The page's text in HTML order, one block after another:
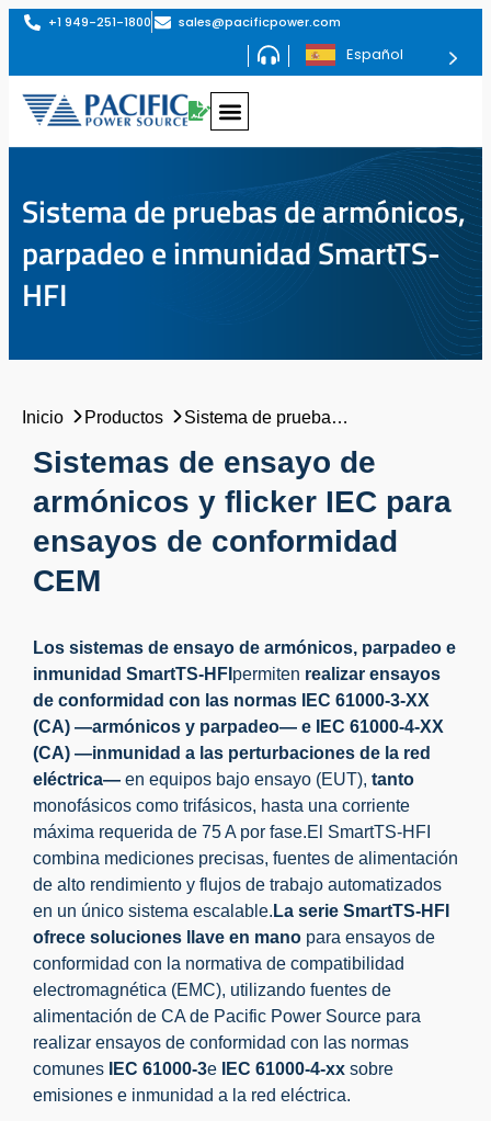
+1 949-251-1800 sales@pacificpower.com
Español
Sistema de pruebas de armónicos,
parpadeo e inmunidad SmartTS-
HFI
Inicio Productos Sistema de pruebas de armónicos, parpadeo e inmunidad SmartTS-HFI
Sistemas de ensayo de
armónicos y flicker IEC para
ensayos de conformidad
CEM
Los sistemas de ensayo de armónicos, parpadeo e
inmunidad SmartTS-HFI permiten realizar ensayos
de conformidad con las normas IEC 61000-3-XX
(CA) —armónicos y parpadeo— e IEC 61000-4-XX
(CA) —inmunidad a las perturbaciones de la red
eléctrica— en equipos bajo ensayo (EUT), tanto
monofásicos como trifásicos, hasta una corriente
máxima requerida de 75 A por fase.El SmartTS-HFI
combina mediciones precisas, fuentes de alimentación
de alto rendimiento y flujos de trabajo automatizados
en un único sistema escalable. La serie SmartTS-HFI
ofrece soluciones llave en mano para ensayos de
conformidad con la normativa de compatibilidad
electromagnética (EMC), utilizando fuentes de
alimentación de CA de Pacific Power Source para
realizar ensayos de conformidad con las normas
comunes
IEC 61000-3e IEC 61000-4-xx sobre
emisiones e inmunidad a la red eléctrica.